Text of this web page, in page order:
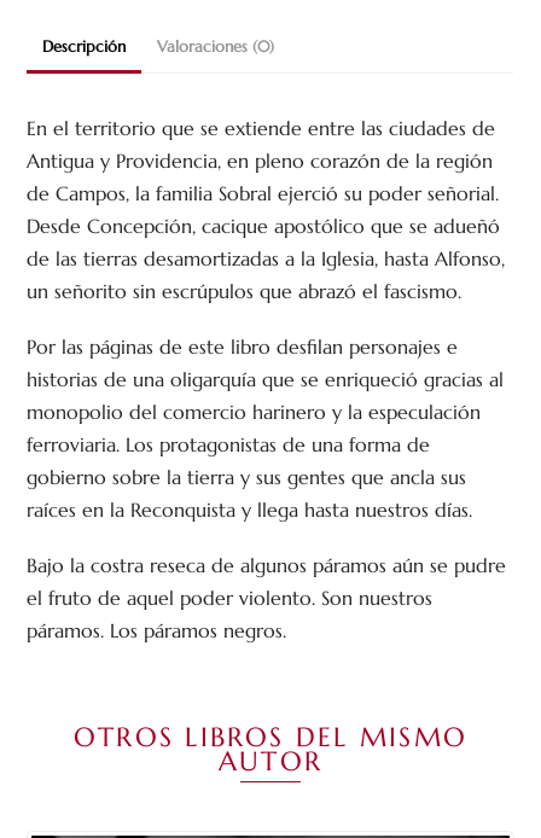
Descripción Valoraciones (0)
En el territorio que se extiende entre las ciudades de
Antigua y Providencia, en pleno corazón de la región
de Campos, la familia Sobral ejerció su poder señorial.
Desde Concepción, cacique apostólico que se adueñó
de las tierras desamortizadas a la Iglesia, hasta Alfonso,
un señorito sin escrúpulos que abrazó el fascismo.
Por las páginas de este libro desfilan personajes e
historias de una oligarquía que se enriqueció gracias al
monopolio del comercio harinero y la especulación
ferroviaria. Los protagonistas de una forma de
gobierno sobre la tierra y sus gentes que ancla sus
raíces en la Reconquista y llega hasta nuestros días.
Bajo la costra reseca de algunos páramos aún se pudre
el fruto de aquel poder violento. Son nuestros
páramos. Los páramos negros.
OTROS LIBROS DEL MISMO
AUTOR